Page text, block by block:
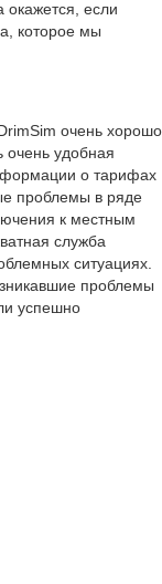
окажется, если
которое мы
очень хорошо
очень удобная
о тарифах
проблемы в ряде
к местным
служба
ситуациях.
проблемы
успешно